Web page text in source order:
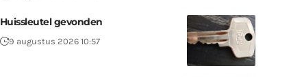
Huissleutel gevonden
9 augustus 2026 10:57